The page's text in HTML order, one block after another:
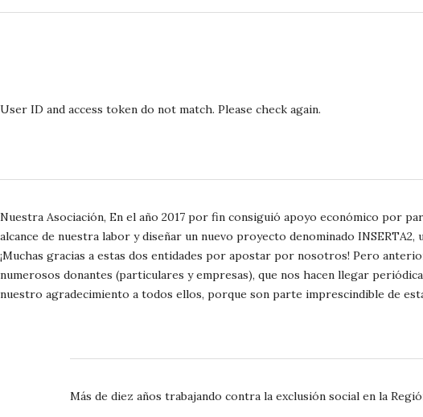
User ID and access token do not match. Please check again.
Nuestra Asociación, En el año 2017 por fin consiguió apoyo económico por
alcance de nuestra labor y diseñar un nuevo proyecto denominado
¡Muchas gracias a estas dos entidades por apostar por nosotros! Pero
numerosos donantes (particulares y empresas), que nos hacen llegar
nuestro agradecimiento a todos ellos, porque son parte imprescindible de
Más de diez años trabajando contra la exclusión social en la